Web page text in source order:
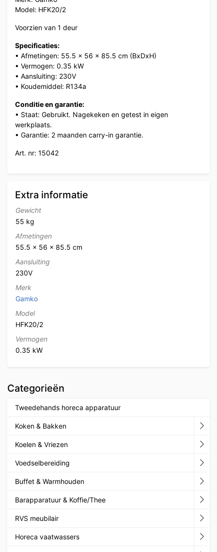
Model: HFK20/2
Voorzien van 1 deur
Specificaties:
• Afmetingen: 55.5 x 56 x 85.5 cm (BxDxH)
• Vermogen: 0.35 kW
• Aansluiting: 230V
• Koudemiddel: R134a
Conditie en garantie:
• Staat: Gebruikt. Nagekeken en getest in eigen
werkplaats.
• Garantie: 2 maanden carry-in garantie.
Art. nr: 15042
Extra informatie
Gewicht
55 kg
Afmetingen
55.5 × 56 × 85.5 cm
Aansluiting
230V
Merk
Gamko
Model
HFK20/2
Vermogen
0.35 kW
Categorieën
Tweedehands horeca apparatuur
Koken & Bakken
Koelen & Vriezen
Voedselbereiding
Buffet & Warmhouden
Barapparatuur & Koffie/Thee
RVS meubilair
Horeca vaatwassers